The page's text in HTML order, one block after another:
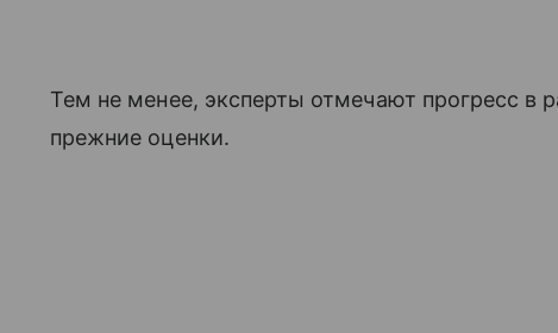
Тем не менее, эксперты отмечают прогресс в
прежние оценки.